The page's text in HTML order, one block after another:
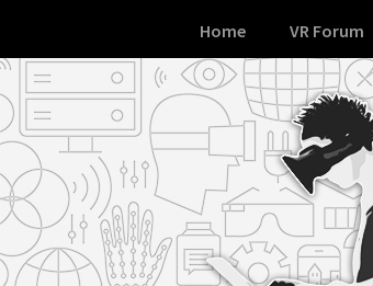
content
Home VR Forum